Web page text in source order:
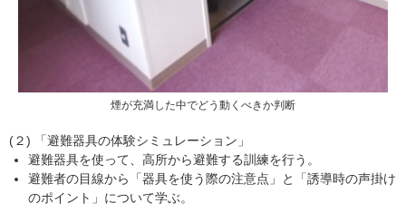
煙が充満した中でどう動くべきか判断
(２) 「避難器具の体験シミュレーション」
避難器具を使って、高所から避難する訓練を行う。
避難者の目線から「器具を使う際の注意点」と「誘導時の声掛け
のポイント」について学ぶ。